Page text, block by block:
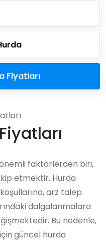
Fiyatları
faktörlerden biri,
etmektir. Hurda
arz talep
dalgalanmalara
Bu nedenle,
güncel hurda